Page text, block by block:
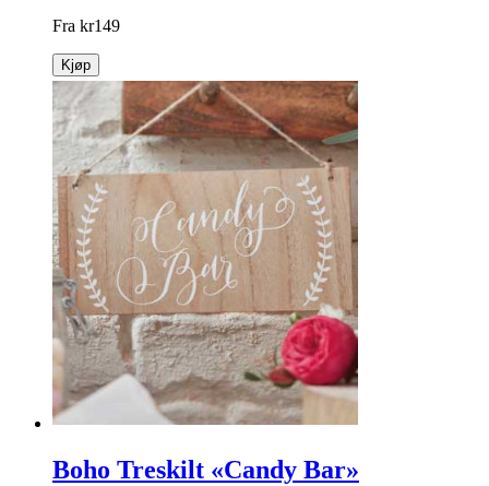
Fra kr149
Kjøp
Boho Treskilt «Candy Bar»